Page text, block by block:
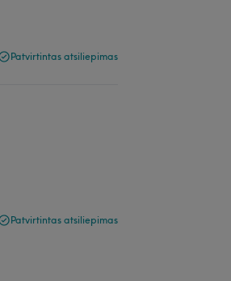
Patvirtintas atsiliepimas
Patvirtintas atsiliepimas